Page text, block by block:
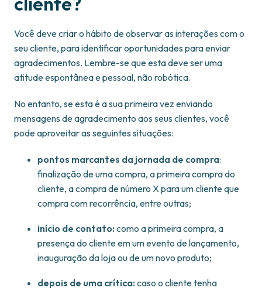
Você deve criar o hábito de observar as interações com o
seu cliente, para identificar oportunidades para enviar
agradecimentos. Lembre-se que esta deve ser uma
atitude espontânea e pessoal, não robótica.
No entanto, se esta é a sua primeira vez enviando
mensagens de agradecimento aos seus clientes, você
pode aproveitar as seguintes situações:
pontos marcantes da jornada de compra:
finalização de uma compra, a primeira compra do
cliente, a compra de número X para um cliente que
compra com recorrência, entre outras;
início de contato: como a primeira compra, a
presença do cliente em um evento de lançamento,
inauguração da loja ou de um novo produto;
depois de uma crítica: caso o cliente tenha